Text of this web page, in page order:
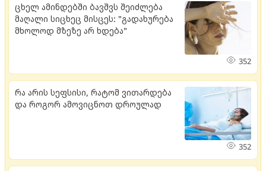
ცხელ ამინდებში ბავშვს შეიძლება
მაღალი სიცხეც მისცეს: "გადახურება
მხოლოდ მზეზე არ ხდება"
352
რა არის სეფსისი, რატომ ვითარდება
და როგორ ამოვიცნოთ დროულად
352